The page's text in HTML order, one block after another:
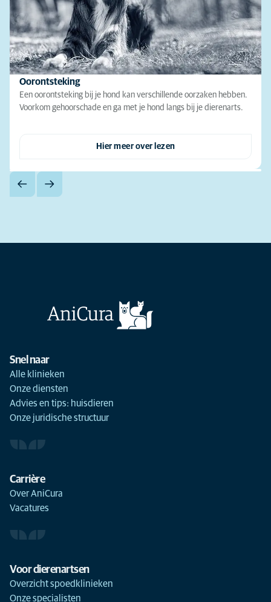
Oorontsteking
Een oorontsteking bij je hond kan verschillende oorzaken hebben.
Voorkom gehoorschade en ga met je hond langs bij je dierenarts.
Hier meer over lezen
Snel naar
Alle klinieken
Onze diensten
Advies en tips: huisdieren
Onze juridische structuur
Carrière
Over AniCura
Vacatures
Voor dierenartsen
Overzicht spoedklinieken
Onze specialisten